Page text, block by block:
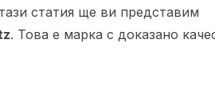
статия ще ви представим
. Това е марка с доказано